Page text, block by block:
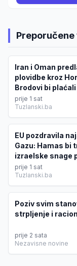
Iran i Oman
plovidbe kroz
Brodovi bi
prije 1 sat
Tuzlanski.ba
EU pozdravila
Gazu: Hamas bi
izraelske snage
prije 1 sat
Tuzlanski.ba
Poziv svim
strpljenje i
prije 2 sata
Nezavisne novine